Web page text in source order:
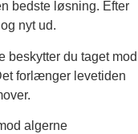
bedste løsning. Efter
nyt ud.
beskytter du taget mod
forlænger levetiden
algerne